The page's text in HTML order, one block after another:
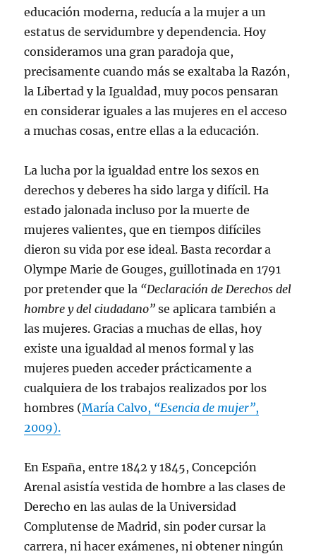
educación moderna, reducía a la mujer a un
estatus de servidumbre y dependencia. Hoy
consideramos una gran paradoja que,
precisamente cuando más se exaltaba la Razón,
la Libertad y la Igualdad, muy pocos pensaran
en considerar iguales a las mujeres en el acceso
a muchas cosas, entre ellas a la educación.
La lucha por la igualdad entre los sexos en
derechos y deberes ha sido larga y difícil. Ha
estado jalonada incluso por la muerte de
mujeres valientes, que en tiempos difíciles
dieron su vida por ese ideal. Basta recordar a
Olympe Marie de Gouges, guillotinada en 1791
por pretender que la “Declaración de Derechos del
hombre y del ciudadano” se aplicara también a
las mujeres. Gracias a muchas de ellas, hoy
existe una igualdad al menos formal y las
mujeres pueden acceder prácticamente a
cualquiera de los trabajos realizados por los
hombres (María Calvo, “Esencia de mujer”,
2009).
En España, entre 1842 y 1845, Concepción
Arenal asistía vestida de hombre a las clases de
Derecho en las aulas de la Universidad
Complutense de Madrid, sin poder cursar la
carrera, ni hacer exámenes, ni obtener ningún